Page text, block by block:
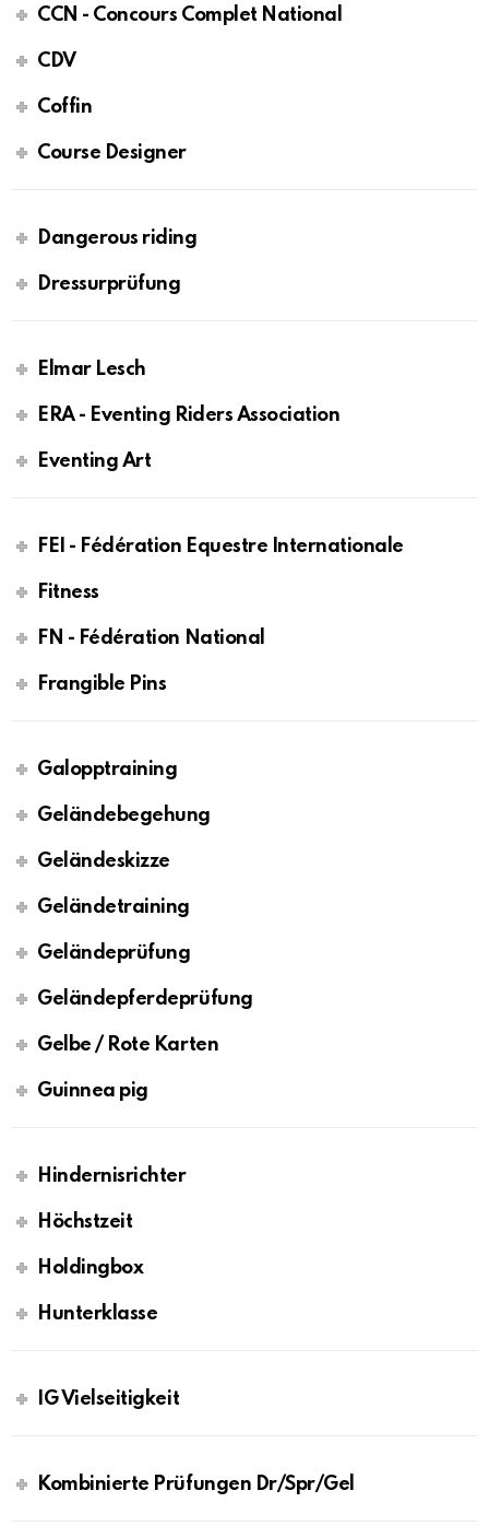
CCN - Concours Complet National
CDV
Coffin
Course Designer
Dangerous riding
Dressurprüfung
Elmar Lesch
ERA - Eventing Riders Association
Eventing Art
FEI - Fédération Equestre Internationale
Fitness
FN - Fédération National
Frangible Pins
Galopptraining
Geländebegehung
Geländeskizze
Geländetraining
Geländeprüfung
Geländepferdeprüfung
Gelbe / Rote Karten
Guinnea pig
Hindernisrichter
Höchstzeit
Holdingbox
Hunterklasse
IG Vielseitigkeit
Kombinierte Prüfungen Dr/Spr/Gel